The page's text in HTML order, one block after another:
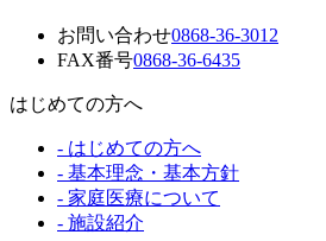
お問い合わせ0868-36-3012
FAX番号0868-36-6435
はじめての方へ
- はじめての方へ
- 基本理念・基本方針
- 家庭医療について
- 施設紹介